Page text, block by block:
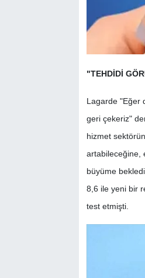
"TEHDİDİ
Lagarde "Eğer
geri çekeriz"
hizmet
artabileceğine,
büyüme
8,6 ile yeni bir
test etmişti.